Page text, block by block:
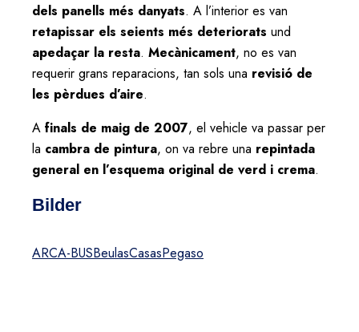
dels panells més danyats. A l’interior es van
retapissar els seients més deteriorats und
apedaçar la resta. Mecànicament, no es van
requerir grans reparacions, tan sols una revisió de
les pèrdues d’aire.
A finals de maig de 2007, el vehicle va passar per
la cambra de pintura, on va rebre una repintada
general en l’esquema original de verd i crema.
Bilder
ARCA-BUSBeulasCasasPegaso